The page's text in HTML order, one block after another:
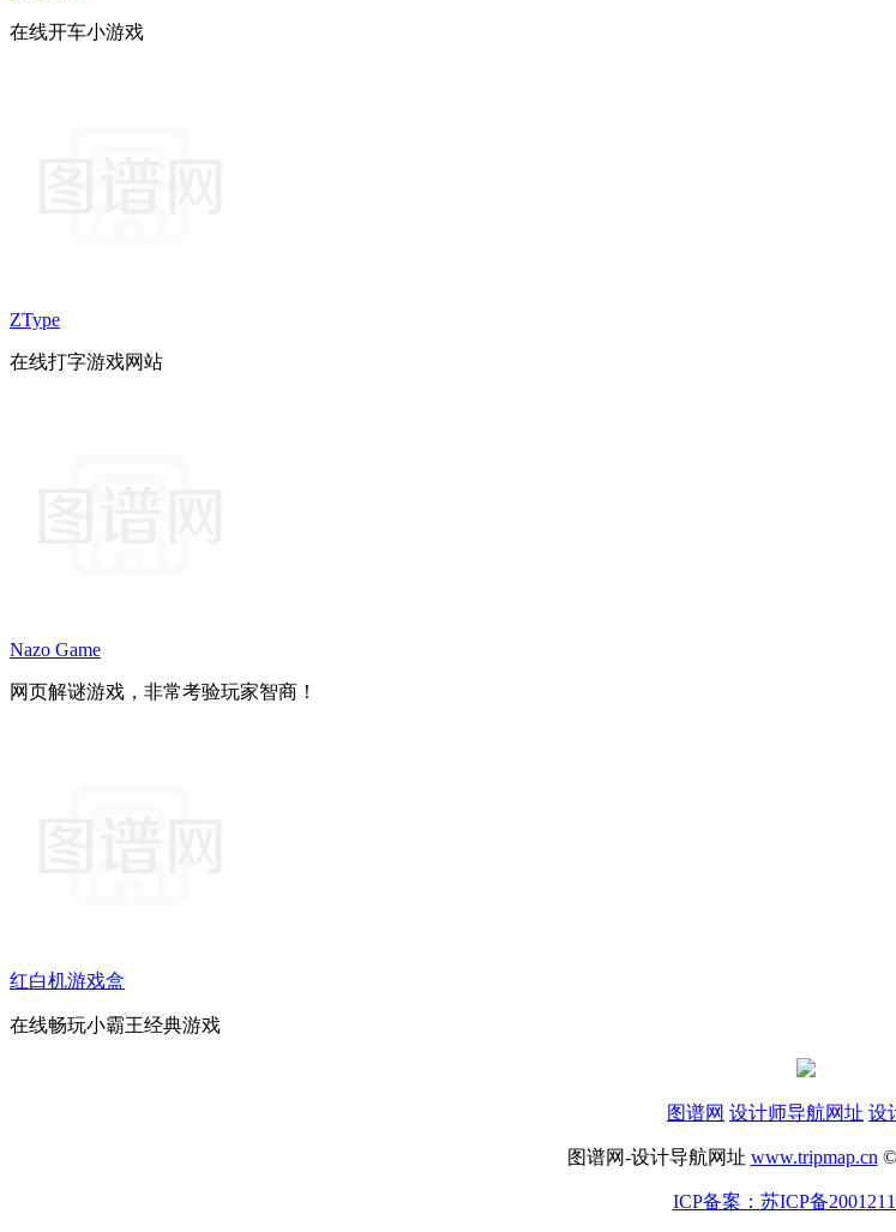
在线开车小游戏
ZType
在线打字游戏网站
Nazo Game
网页解谜游戏，非常考验玩家智商！
红白机游戏盒
在线畅玩小霸王经典游戏
图谱网 设计师导航网址 设
图谱网-设计导航网址 www.tripmap.cn
ICP备案：苏ICP备